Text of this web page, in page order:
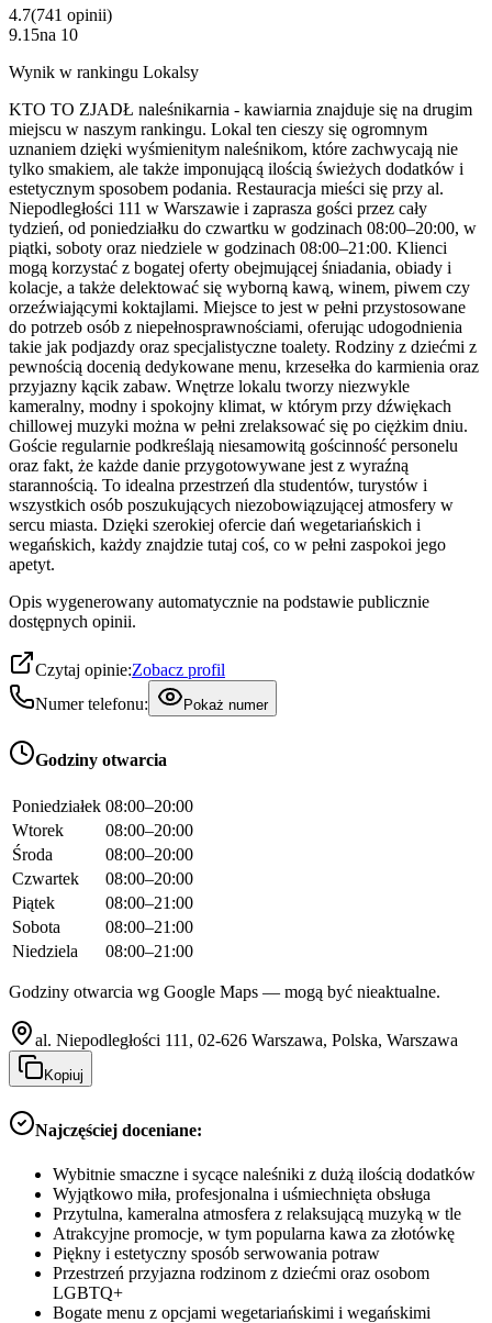
4.7(741 opinii)
9.15na 10
Wynik w rankingu Lokalsy
KTO TO ZJADŁ naleśnikarnia - kawiarnia znajduje się na drugim
miejscu w naszym rankingu. Lokal ten cieszy się ogromnym
uznaniem dzięki wyśmienitym naleśnikom, które zachwycają nie
tylko smakiem, ale także imponującą ilością świeżych dodatków i
estetycznym sposobem podania. Restauracja mieści się przy al.
Niepodległości 111 w Warszawie i zaprasza gości przez cały
tydzień, od poniedziałku do czwartku w godzinach 08:00–20:00, w
piątki, soboty oraz niedziele w godzinach 08:00–21:00. Klienci
mogą korzystać z bogatej oferty obejmującej śniadania, obiady i
kolacje, a także delektować się wyborną kawą, winem, piwem czy
orzeźwiającymi koktajlami. Miejsce to jest w pełni przystosowane
do potrzeb osób z niepełnosprawnościami, oferując udogodnienia
takie jak podjazdy oraz specjalistyczne toalety. Rodziny z dziećmi z
pewnością docenią dedykowane menu, krzesełka do karmienia oraz
przyjazny kącik zabaw. Wnętrze lokalu tworzy niezwykle
kameralny, modny i spokojny klimat, w którym przy dźwiękach
chillowej muzyki można w pełni zrelaksować się po ciężkim dniu.
Goście regularnie podkreślają niesamowitą gościnność personelu
oraz fakt, że każde danie przygotowywane jest z wyraźną
starannością. To idealna przestrzeń dla studentów, turystów i
wszystkich osób poszukujących niezobowiązującej atmosfery w
sercu miasta. Dzięki szerokiej ofercie dań wegetariańskich i
wegańskich, każdy znajdzie tutaj coś, co w pełni zaspokoi jego
apetyt.
Opis wygenerowany automatycznie na podstawie publicznie
dostępnych opinii.
Czytaj opinie:Zobacz profil
Numer telefonu:
Pokaż numer
Godziny otwarcia
Poniedziałek 08:00–20:00
Wtorek
08:00–20:00
Środa
08:00–20:00
Czwartek
08:00–20:00
Piątek
08:00–21:00
Sobota
08:00–21:00
Niedziela
08:00–21:00
Godziny otwarcia wg Google Maps — mogą być nieaktualne.
al. Niepodległości 111, 02-626 Warszawa, Polska, Warszawa
Kopiuj
Najczęściej doceniane:
Wybitnie smaczne i sycące naleśniki z dużą ilością dodatków
Wyjątkowo miła, profesjonalna i uśmiechnięta obsługa
Przytulna, kameralna atmosfera z relaksującą muzyką w tle
Atrakcyjne promocje, w tym popularna kawa za złotówkę
Piękny i estetyczny sposób serwowania potraw
Przestrzeń przyjazna rodzinom z dziećmi oraz osobom
LGBTQ+
Bogate menu z opcjami wegetariańskimi i wegańskimi